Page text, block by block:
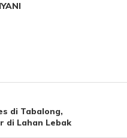
di Tabalong,
di Lahan Lebak